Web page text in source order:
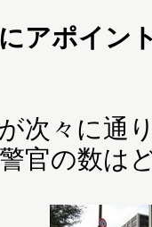
アポイン
次々に通
官の数は